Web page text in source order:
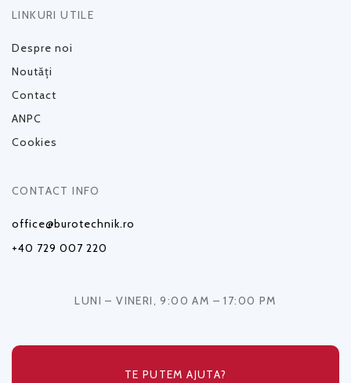
LINKURI UTILE
Despre noi
Noutăți
Contact
ANPC
Cookies
CONTACT INFO
office@burotechnik.ro
+40 729 007 220
LUNI – VINERI, 9:00 AM – 17:00 PM
TE PUTEM AJUTA?